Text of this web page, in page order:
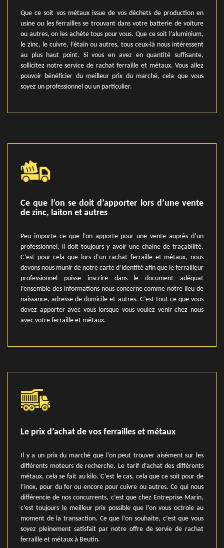
Que ce soit vos métaux issue de vos déchets de production en
usine ou les ferrailles se trouvant dans votre batterie de voiture
ou autres, on les achète tous pour vous. Que ce soit l’aluminium,
le zinc, le cuivre, l’étain ou autres, tous ceux-là nous intéressent
au plus haut point. Si vous en avez en quantité suffisante,
sollicitez notre service de rachat ferraille et métaux. Vous allez
pouvoir bénéficier du meilleur prix du marché, cela que vous
soyez un professionnel ou un particulier.
Ce que l’on se doit d’apporter lors d’une vente
de zinc, laiton et autres
Peu importe ce que l’on apporte pour une vente auprès d’un
professionnel, il doit toujours y avoir une chaine de traçabilité.
C’est pour cela que lors d’un rachat ferraille et métaux, nous
devons nous munir de notre carte d’identité afin que le ferrailleur
professionnel puisse inscrire dans le document adéquat
l’ensemble des informations nous concerne comme notre lieu de
naissance, adresse de domicile et autres. C’est tout ce que vous
devez apporter avec vous lorsque vous voulez venir chez nous
avec votre ferraille et métaux.
Le prix d’achat de vos ferrailles et métaux
Il y a un prix du marché que l’on peut trouver aisément sur les
différents moteurs de recherche. Le tarif d’achat des différents
métaux, cela se fait au kilo. C’est le cas, cela que ce soit pour de
l’inox, pour du fer ou encore pour cuivre ou autres. Ce qui nous
différencie de nos concurrents, c’est que chez Entreprise Marin,
c’est toujours le meilleur prix possible que l’on vous octroie au
moment de la transaction. Ce que l’on souhaite, c’est que vous
soyez pleinement satisfait par notre offre de servie de rachat
ferraille et métaux à Beutin.